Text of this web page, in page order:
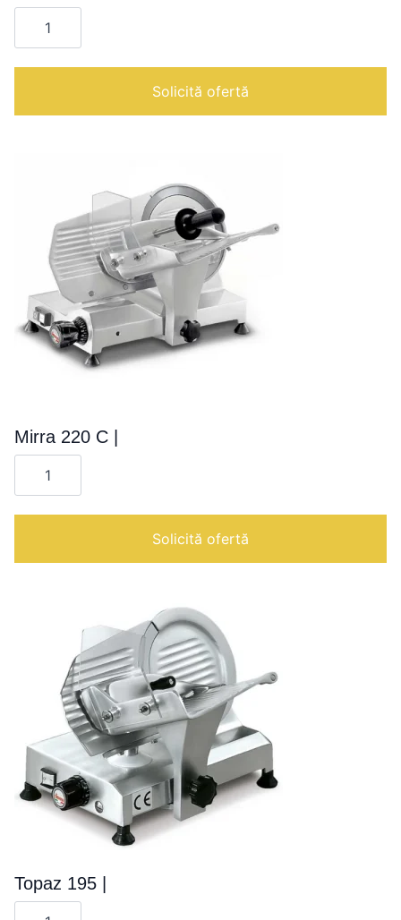
Cantitate
Galileo
Power
Solicită ofertă
Mirra 220 C |
Cantitate
Mirra
|
Solicită ofertă
Topaz 195 |
Cantitate